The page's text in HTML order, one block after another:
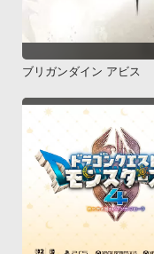
ブリガンダイン アビス